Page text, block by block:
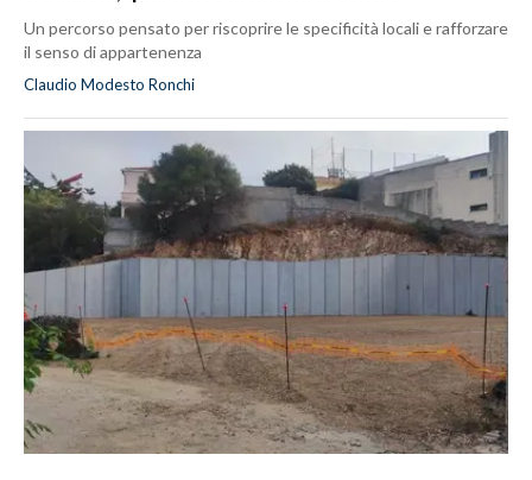
Un percorso pensato per riscoprire le specificità locali e rafforzare
il senso di appartenenza
Claudio Modesto Ronchi